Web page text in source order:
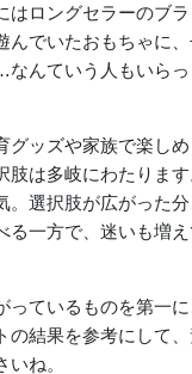
はロングセラーのブ
んでいたおもちゃに
んていう人もいら
グッズや家族で楽し
肢は多岐にわたりま
。選択肢が広がった
る一方で、迷いも増
っているものを第一
の結果を参考にして
いね。